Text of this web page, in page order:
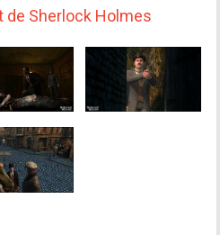
de Sherlock Holmes